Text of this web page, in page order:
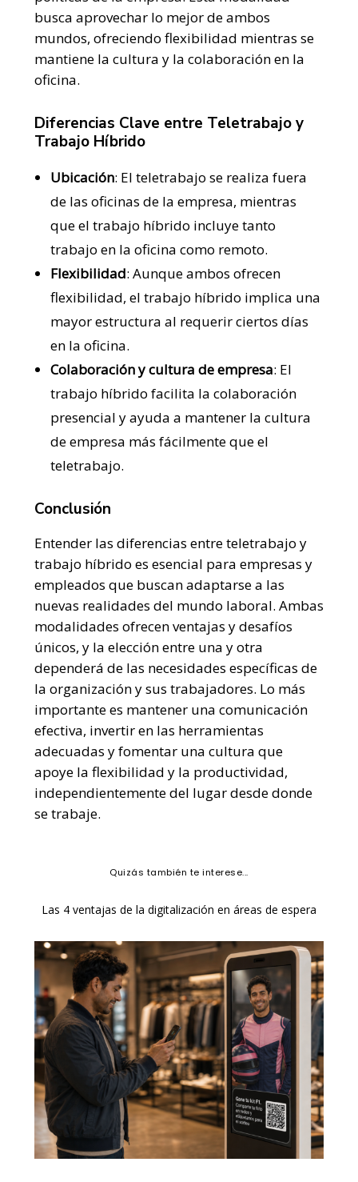
busca aprovechar lo mejor de ambos
mundos, ofreciendo flexibilidad mientras se
mantiene la cultura y la colaboración en la
oficina.
Diferencias Clave entre Teletrabajo y
Trabajo Híbrido
Ubicación: El teletrabajo se realiza fuera
de las oficinas de la empresa, mientras
que el trabajo híbrido incluye tanto
trabajo en la oficina como remoto.
Flexibilidad: Aunque ambos ofrecen
flexibilidad, el trabajo híbrido implica una
mayor estructura al requerir ciertos días
en la oficina.
Colaboración y cultura de empresa: El
trabajo híbrido facilita la colaboración
presencial y ayuda a mantener la cultura
de empresa más fácilmente que el
teletrabajo.
Conclusión
Entender las diferencias entre teletrabajo y
trabajo híbrido es esencial para empresas y
empleados que buscan adaptarse a las
nuevas realidades del mundo laboral. Ambas
modalidades ofrecen ventajas y desafíos
únicos, y la elección entre una y otra
dependerá de las necesidades específicas de
la organización y sus trabajadores. Lo más
importante es mantener una comunicación
efectiva, invertir en las herramientas
adecuadas y fomentar una cultura que
apoye la flexibilidad y la productividad,
independientemente del lugar desde donde
se trabaje.
Quizás también te interese...
Las 4 ventajas de la digitalización en áreas de espera